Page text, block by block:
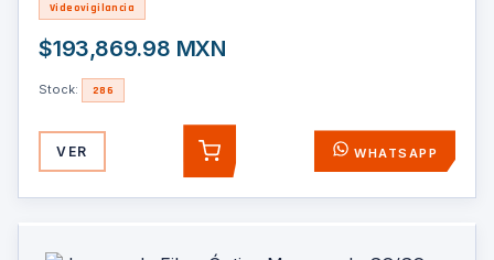
Videovigilancia
$193,869.98 MXN
Stock: 286
VER AGREGAR WHATSAPP